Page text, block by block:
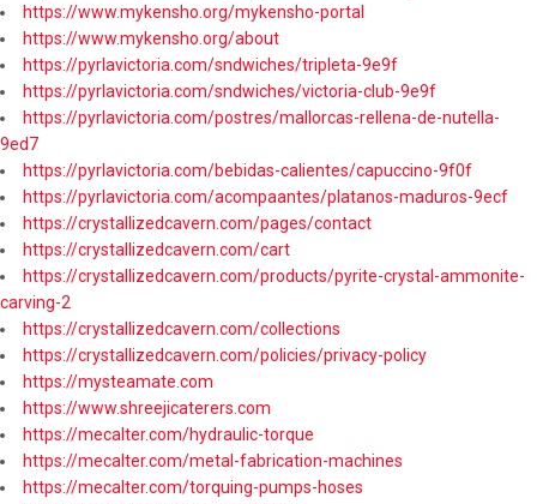
https://www.mykensho.org/mykensho-portal
https://www.mykensho.org/about
https://pyrlavictoria.com/sndwiches/tripleta-9e9f
https://pyrlavictoria.com/sndwiches/victoria-club-9e9f
https://pyrlavictoria.com/postres/mallorcas-rellena-de-nutella-
9ed7
https://pyrlavictoria.com/bebidas-calientes/capuccino-9f0f
https://pyrlavictoria.com/acompaantes/platanos-maduros-9ecf
https://crystallizedcavern.com/pages/contact
https://crystallizedcavern.com/cart
https://crystallizedcavern.com/products/pyrite-crystal-ammonite-
carving-2
https://crystallizedcavern.com/collections
https://crystallizedcavern.com/policies/privacy-policy
https://mysteamate.com
https://www.shreejicaterers.com
https://mecalter.com/hydraulic-torque
https://mecalter.com/metal-fabrication-machines
https://mecalter.com/torquing-pumps-hoses